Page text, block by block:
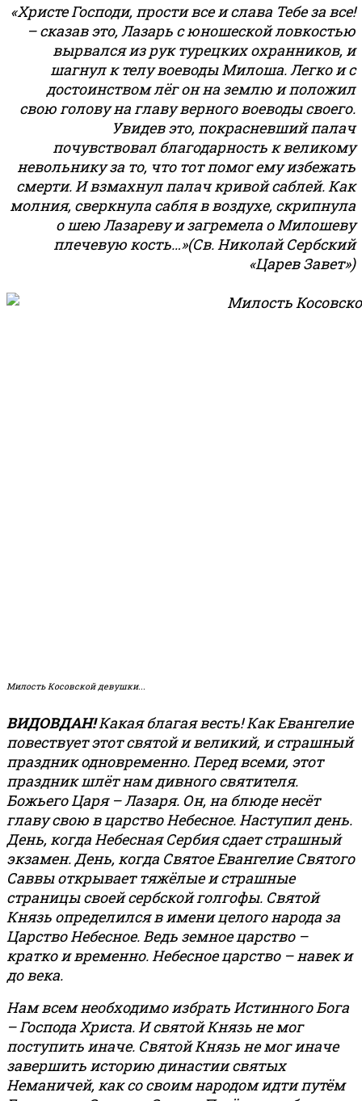
«Христе Господи, прости все и слава Тебе за все!
– сказав это, Лазарь с юношеской ловкостью
вырвался из рук турецких охранников, и
шагнул к телу воеводы Милоша. Легко и с
достоинством лёг он на землю и положил
свою голову на главу верного воеводы своего.
Увидев это, покрасневший палач
почувствовал благодарность к великому
невольнику за то, что тот помог ему избежать
смерти. И взмахнул палач кривой саблей. Как
молния, сверкнула сабля в воздухе, скрипнула
о шею Лазареву и загремела о Милошеву
плечевую кость…»(Св. Николай Сербский
«Царев Завет»)
Милость Косовской девушки...
ВИДОВДАН!Какая благая весть! Как Евангелие
повествует этот святой и великий, и страшный
праздник одновременно. Перед всеми, этот
праздник шлёт нам дивного святителя.
Божьего Царя – Лазаря. Он, на блюде несёт
главу свою в царство Небесное. Наступил день.
День, когда Небесная Сербия сдает страшный
экзамен. День, когда Святое Евангелие Святого
Саввы открывает тяжёлые и страшные
страницы своей сербской голгофы. Святой
Князь определился в имени целого народа за
Царство Небесное. Ведь земное царство –
кратко и временно. Небесное царство – навек и
до века.
Нам всем необходимо избрать Истинного Бога
– Господа Христа. И святой Князь не мог
поступить иначе. Святой Князь не мог иначе
завершить историю династии святых
Неманичей, как со своим народом идти путём